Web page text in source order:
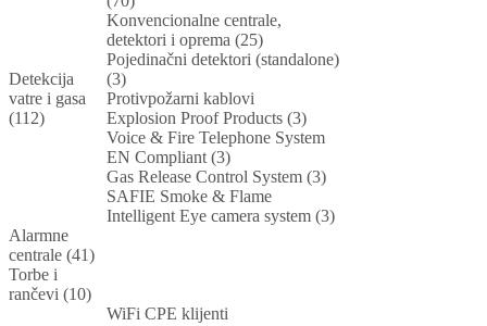
Detekcija
vatre i gasa
(112)
Konvencionalne centrale,
detektori i oprema (25)
Pojedinačni detektori (standalone)
(3)
Protivpožarni kablovi
Explosion Proof Products (3)
Voice & Fire Telephone System
EN Compliant (3)
Gas Release Control System (3)
SAFIE Smoke & Flame
Intelligent Eye camera system (3)
Alarmne
centrale (41)
Torbe i
rančevi (10)
WiFi CPE klijenti